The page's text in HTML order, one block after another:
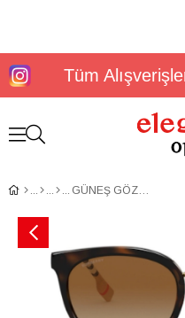
Tüm
GÜNEŞ GÖZLÜĞÜ BURBERRY BE4316 3854T554